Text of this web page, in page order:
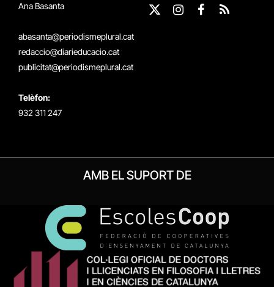
Ana Basanta
abasanta@periodismeplural.cat
redaccio@diarieducacio.cat
publicitat@periodismeplural.cat
Telèfon:
932 311 247
X
Instagram
Facebook
RSS
AMB EL SUPORT DE